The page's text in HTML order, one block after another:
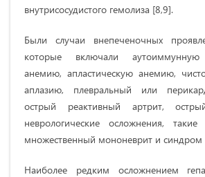
внутрисосудистого гемолиза [8,9].
Были случаи внепеченочных
которые включали аутоиммунную
анемию, апластическую анемию,
аплазию, плевральный или
острый реактивный артрит,
неврологические осложнения,
множественный мононеврит и синдром
Наиболее редким осложнением